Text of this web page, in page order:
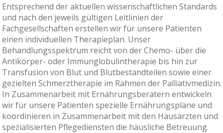
Entsprechend der aktuellen wissenschaftlichen Standards
und nach den jeweils gültigen Leitlinien der
Fachgesellschaften erstellen wir für unsere Patienten
einen individuellen Therapieplan. Unser
Behandlungsspektrum reicht von der Chemo- über die
Antikörper- oder Immunglobulintherapie bis hin zur
Transfusion von Blut und Blutbestandteilen sowie einer
gezielten Schmerztherapie im Rahmen der Palliativmedizin.
In Zusammenarbeit mit Ernährungsberatern entwickeln
wir für unsere Patienten spezielle Ernährungspläne und
koordinieren in Zusammenarbeit mit den Hausärzten und
spezialisierten Pflegediensten die häusliche Betreuung.